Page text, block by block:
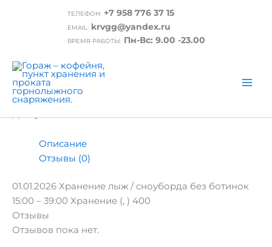
ТЕЛЕФОН: +7 958 776 37 15
EMAIL: krvgg@yandex.ru
ВРЕМЯ РАБОТЫ:Пн-Вс: 9.00 -23.00
/ 01.01.2026 Хранение лыж / сноуборда без
ботинок 15:00 – 39:00
ботинок 15:00 – 39:00
₽400.00
Описание
Отзывы (0)
01.01.2026 Хранение лыж / сноуборда без ботинок
15:00 – 39:00 Хранение (, ) 400
Отзывы
Отзывов пока нет.